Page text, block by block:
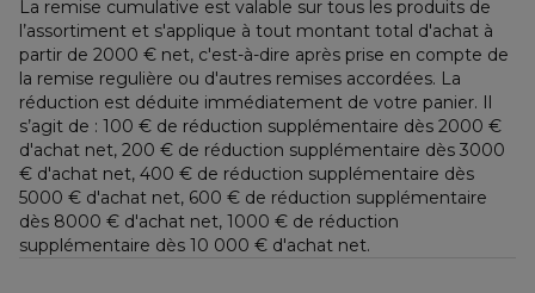
La remise cumulative est valable sur tous les produits de
l’assortiment et s'applique à tout montant total d'achat à
partir de 2000 € net, c'est-à-dire après prise en compte de
la remise regulière ou d'autres remises accordées. La
réduction est déduite immédiatement de votre panier. Il
s’agit de : 100 € de réduction supplémentaire dès 2000 €
d'achat net, 200 € de réduction supplémentaire dès 3000
€ d'achat net, 400 € de réduction supplémentaire dès
5000 € d'achat net, 600 € de réduction supplémentaire
dès 8000 € d'achat net, 1000 € de réduction
supplémentaire dès 10 000 € d'achat net.